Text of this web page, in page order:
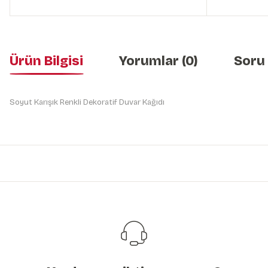
Ürün Bilgisi Yorumlar (0) Soru
Soyut Karışık Renkli Dekoratif Duvar Kağıdı
Bu ürüne benzer farklı alternatifler olmalı.